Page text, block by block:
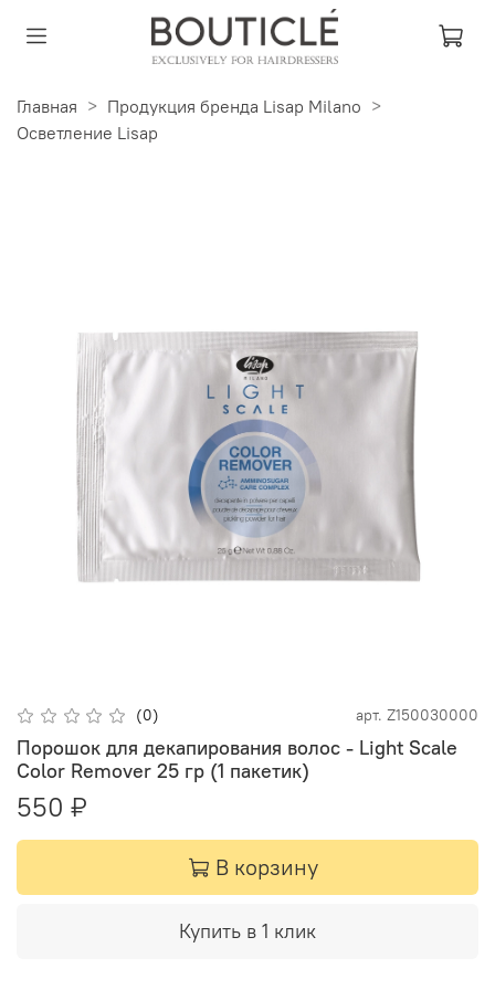
Главная
Продукция бренда Lisap Milano
Осветление Lisap
(0) арт. Z150030000
Порошок для декапирования волос - Light Scale
Color Remover 25 гр (1 пакетик)
550 ₽
В корзину
Купить в 1 клик